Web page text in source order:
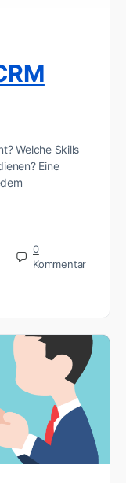
Welche Skills
Eine
0
Kommentar